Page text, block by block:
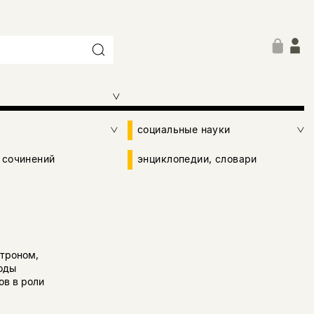
социальные науки
энциклопедии, словари
в роли